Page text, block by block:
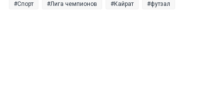
Спорт Лига чемпионов Кайрат футзал